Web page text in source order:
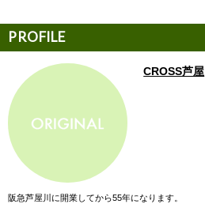
CROSS芦屋
阪急芦屋川に開業してから55年になります。